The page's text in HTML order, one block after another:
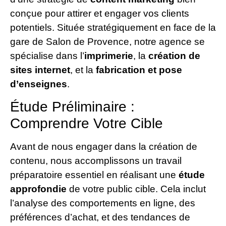
conçue pour attirer et engager vos clients
potentiels. Située stratégiquement en face de la
gare de Salon de Provence, notre agence se
spécialise dans l’imprimerie, la création de
sites internet, et la fabrication et pose
d’enseignes.
Étude Préliminaire :
Comprendre Votre Cible
Avant de nous engager dans la création de
contenu, nous accomplissons un travail
préparatoire essentiel en réalisant une étude
approfondie de votre public cible. Cela inclut
l’analyse des comportements en ligne, des
préférences d’achat, et des tendances de